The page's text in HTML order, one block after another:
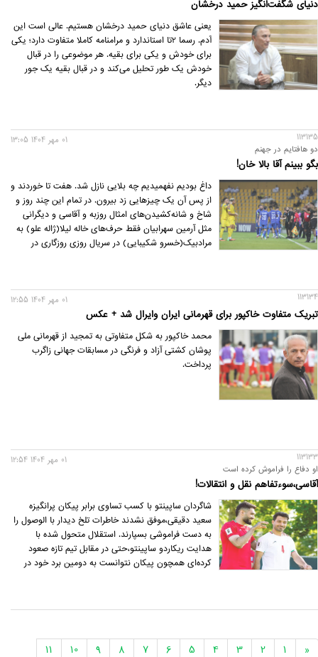
دنیای شگفت‌انگیز حمید درخشان
یعنی عاشق دنیای حمید درخشان هستیم. عالی است این
آدم. رسما 2تا استاندارد و مرامنامه کاملا متفاوت دارد؛ یکی
برای خودش و یکی برای بقیه. هر موضوعی را در قبال
خودش یک طور تحلیل می‌کند و در قبال بقیه یک جور
دیگر.
113135
دو هافتایم در جهنم
بگو ببینم آقا بالا خان!
01 مهر 1404 13:05
داغ بودیم نفهمیدیم چه بلایی نازل شد. هفت تا خوردند و
از پس آن یک چیزهایی زد بیرون. در تمام این چند روز و
شاخ و شانه‌کشیدن‌های امثال روزبه و آقاسی و دیگرانی
مثل آرمین سهرابیان فقط حرف‌های خاله لیلا(ژاله علو) به
مرادبیک(خسرو شکیبایی) در سریال روزی روزگاری در
113134
تبریک متفاوت خاکپور برای قهرمانی ایران وایرال شد + عکس
01 مهر 1404 12:55
محمد خاکپور به شکل متفاوتی به تمجید از قهرمانی ملی
پوشان کشتی آزاد و فرنگی در مسابقات جهانی زاگرب
پرداخت.
113133
او دفاع را فراموش کرده است
آقاسی،سوءتفاهم نقل و انتقالات!
01 مهر 1404 12:54
شاگردان ساپینتو با کسب تساوی برابر پیکان پرانگیزه
سعید دقیقی،موفق نشدند خاطرات تلخ دیدار با الوصول را
به دست فراموشی بسپارند. استقلال متحول شده با
هدایت ریکاردو ساپینتو،حتی در مقابل تیم تازه‌ صعود
کرده‌ای همچون پیکان نتوانست به دومین برد خود در
«
1
2
3
4
5
6
7
8
9
10
11